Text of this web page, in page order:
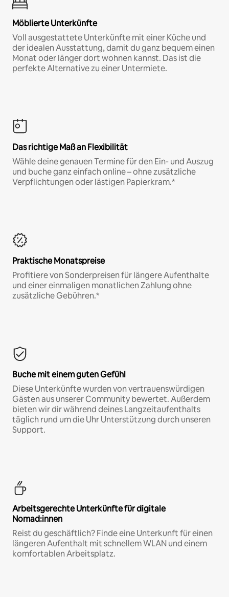
Möblierte Unterkünfte
Voll ausgestattete Unterkünfte mit einer Küche und
der idealen Ausstattung, damit du ganz bequem einen
Monat oder länger dort wohnen kannst. Das ist die
perfekte Alternative zu einer Untermiete.
Das richtige Maß an Flexibilität
Wähle deine genauen Termine für den Ein- und Auszug
und buche ganz einfach online – ohne zusätzliche
Verpflichtungen oder lästigen Papierkram.*
Praktische Monatspreise
Profitiere von Sonderpreisen für längere Aufenthalte
und einer einmaligen monatlichen Zahlung ohne
zusätzliche Gebühren.*
Buche mit einem guten Gefühl
Diese Unterkünfte wurden von vertrauenswürdigen
Gästen aus unserer Community bewertet. Außerdem
bieten wir dir während deines Langzeitaufenthalts
täglich rund um die Uhr Unterstützung durch unseren
Support.
Arbeitsgerechte Unterkünfte für digitale
Nomad:innen
Reist du geschäftlich? Finde eine Unterkunft für einen
längeren Aufenthalt mit schnellem WLAN und einem
komfortablen Arbeitsplatz.